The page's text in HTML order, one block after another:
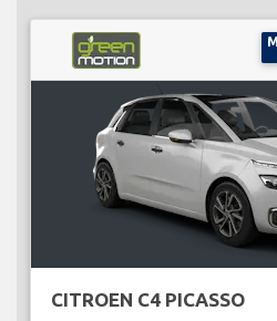
CITROEN C4 PICASSO